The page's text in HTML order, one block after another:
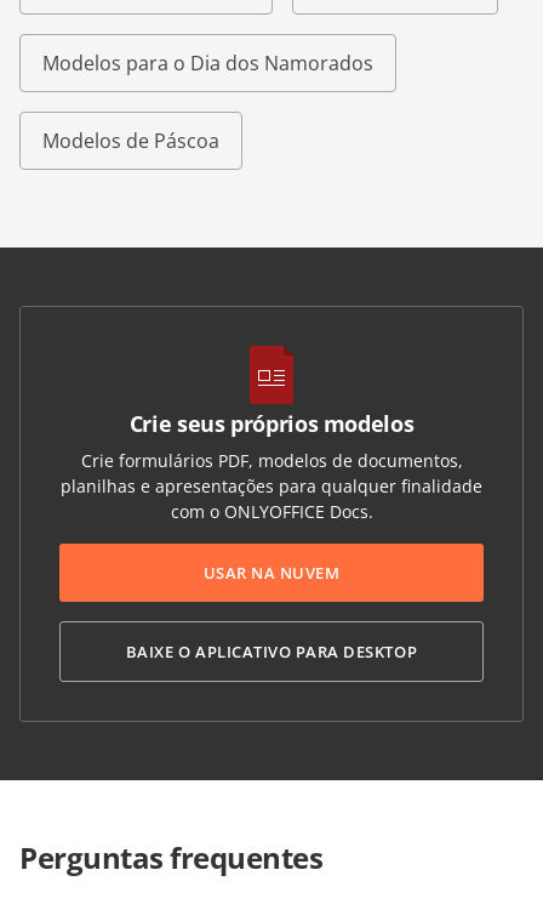
Modelos para o Dia dos Namorados
Modelos de Páscoa
Crie seus próprios modelos
Crie formulários PDF, modelos de documentos,
planilhas e apresentações para qualquer finalidade
com o ONLYOFFICE Docs.
USAR NA NUVEM
BAIXE O APLICATIVO PARA DESKTOP
Perguntas frequentes